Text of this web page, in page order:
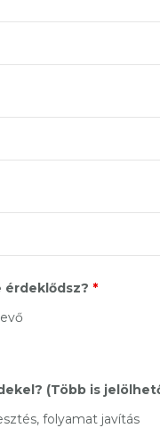
érdeklődsz? *
(Több is
folyamat javítás